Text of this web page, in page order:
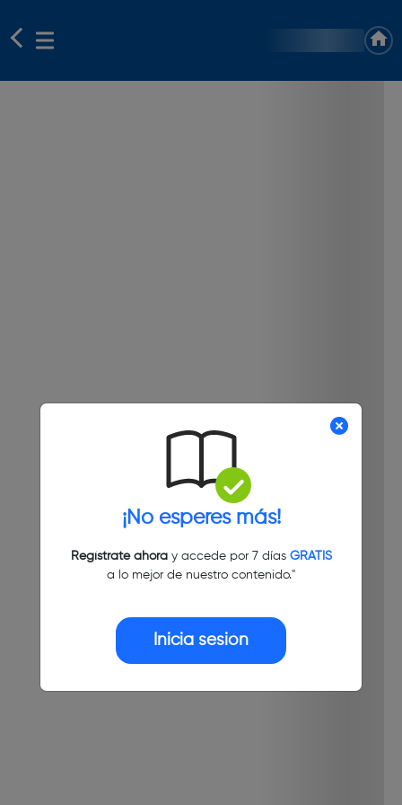
¡No esperes más!
Regístrate ahoray accede por 7 días GRATIS
a lo mejor de nuestro contenido."
Inicia sesión